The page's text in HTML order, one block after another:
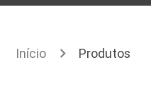
Início Produtos